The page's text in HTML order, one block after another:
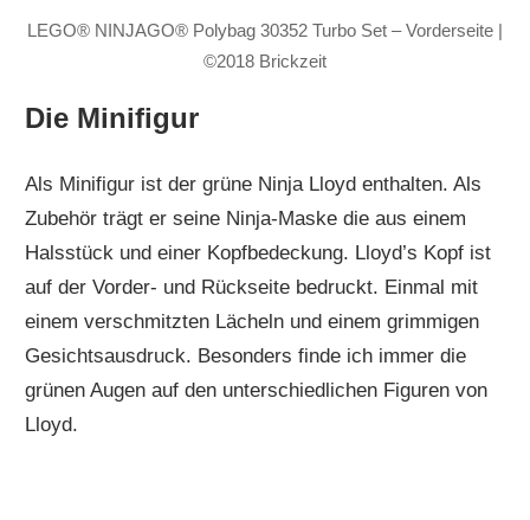
LEGO® NINJAGO® Polybag 30352 Turbo Set – Vorderseite |
©2018 Brickzeit
Die Minifigur
Als Minifigur ist der grüne Ninja Lloyd enthalten. Als
Zubehör trägt er seine Ninja-Maske die aus einem
Halsstück und einer Kopfbedeckung. Lloyd’s Kopf ist
auf der Vorder- und Rückseite bedruckt. Einmal mit
einem verschmitzten Lächeln und einem grimmigen
Gesichtsausdruck. Besonders finde ich immer die
grünen Augen auf den unterschiedlichen Figuren von
Lloyd.